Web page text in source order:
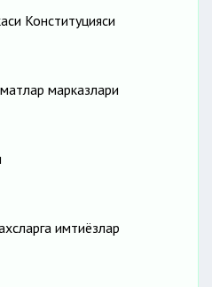
Конституцияси
марказлари
имтиёзлар